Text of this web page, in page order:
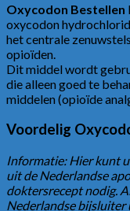
Oxycodon Bestellen
oxycodon
het centrale
opioïden.
Dit middel wordt
die alleen goed te
middelen (opioïde
Voordelig
Informatie: Hier kunt
uit de Nederlandse
doktersrecept nodig.
Nederlandse bijsluiter